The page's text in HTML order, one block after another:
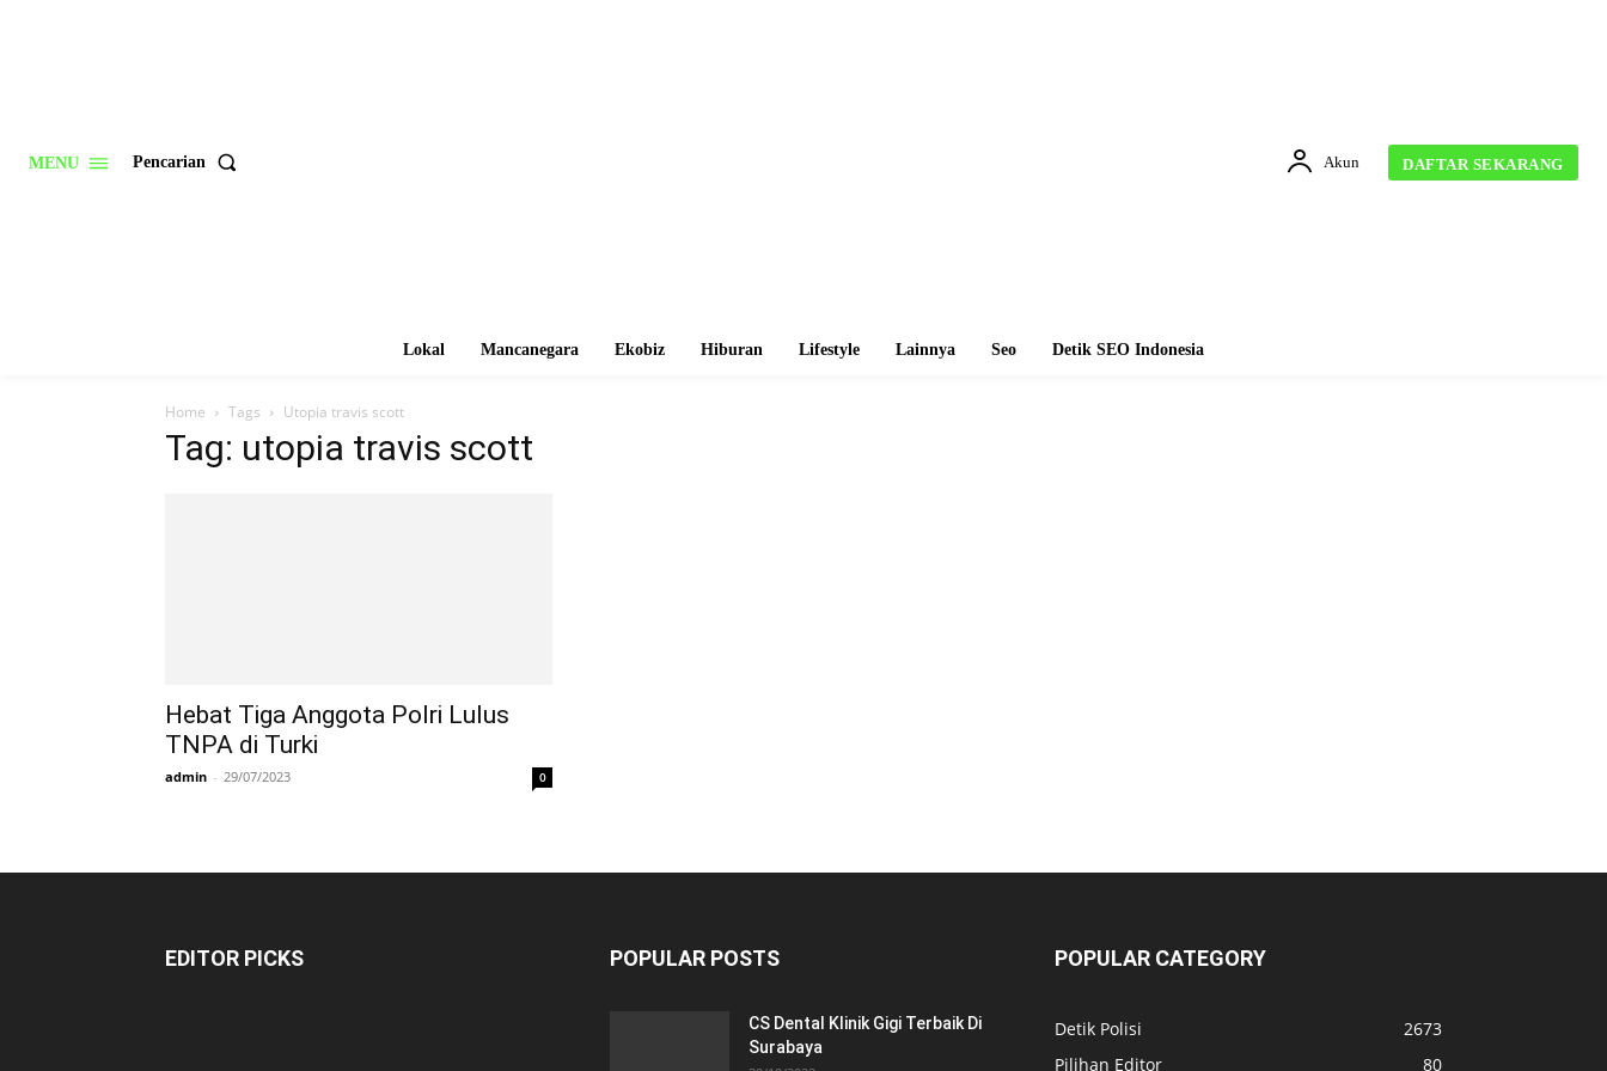
MENU Pencarian Akun DAFTAR SEKARANG
Lokal Mancanegara Ekobiz Hiburan Lifestyle Lainnya Seo Detik SEO Indonesia
Home Tags Utopia travis scott
Tag: utopia travis scott
Hebat Tiga Anggota Polri Lulus
TNPA di Turki
admin - 29/07/2023 0
EDITOR PICKS POPULAR POSTS
CS Dental Klinik Gigi Terbaik Di
Surabaya
POPULAR CATEGORY
Detik Polisi
2673
Pilihan Editor
80